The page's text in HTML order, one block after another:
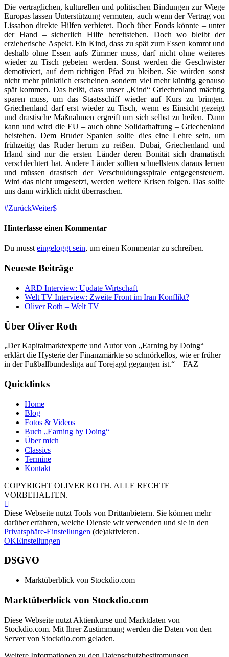
Die vertraglichen, kulturellen und politischen Bindungen zur Wiege
Europas lassen Unterstützung vermuten, auch wenn der Vertrag von
Lissabon direkte Hilfen verbietet. Doch über Fonds könnte – unter
der Hand – sicherlich Hilfe bereitstehen. Doch wo bleibt der
erzieherische Aspekt. Ein Kind, dass zu spät zum Essen kommt und
deshalb ohne Essen aufs Zimmer muss, darf nicht ohne weiteres
wieder zu Tisch gebeten werden. Sonst werden die Geschwister
demotiviert, auf dem richtigen Pfad zu bleiben. Sie würden sonst
nicht mehr pünktlich erscheinen sondern viel mehr künftig genauso
spät kommen. Das heißt, dass unser „Kind“ Griechenland mächtig
sparen muss, um das Staatsschiff wieder auf Kurs zu bringen.
Griechenland darf erst wieder zu Tisch, wenn es Einsicht gezeigt
und drastische Maßnahmen ergreift um sich selbst zu heilen. Dann
kann und wird die EU – auch ohne Solidarhaftung – Griechenland
beistehen. Dem Bruder Spanien sollte dies eine Lehre sein, um
frühzeitig das Ruder herum zu reißen. Dubai, Griechenland und
Irland sind nur die ersten Länder deren Bonität sich dramatisch
verschlechtert hat. Andere Länder sollten schnellstens daraus lernen
und müssen drastisch der Verschuldungsspirale entgegensteuern.
Wird das nicht umgesetzt, werden weitere Krisen folgen. Das sollte
uns dann wirklich nicht überraschen.
ZurückWeiter
Hinterlasse einen Kommentar
Du mussteingeloggt sein, um einen Kommentar zu schreiben.
Neueste Beiträge
ARD Interview: Update Wirtschaft
Welt TV Interview: Zweite Front im Iran Konflikt?
Oliver Roth – Welt TV
Über Oliver Roth
„Der Kapitalmarktexperte und Autor von „Earning by Doing“
erklärt die Hysterie der Finanzmärkte so schnörkellos, wie er früher
in der Fußballbundesliga auf Torejagd gegangen ist.“ – FAZ
Quicklinks
Home
Blog
Fotos & Videos
Buch „Earning by Doing“
Über mich
Classics
Termine
Kontakt
COPYRIGHT OLIVER ROTH. ALLE RECHTE
VORBEHALTEN.
Diese Webseite nutzt Tools von Drittanbietern. Sie können mehr
darüber erfahren, welche Dienste wir verwenden und sie in den
Privatsphäre-Einstellungen (de)aktivieren.
OKEinstellungen
DSGVO
Marktüberblick von Stockdio.com
Marktüberblick von Stockdio.com
Diese Webseite nutzt Aktienkurse und Marktdaten von
Stockdio.com. Mit Ihrer Zustimmung werden die Daten von den
Server von Stockdio.com geladen.